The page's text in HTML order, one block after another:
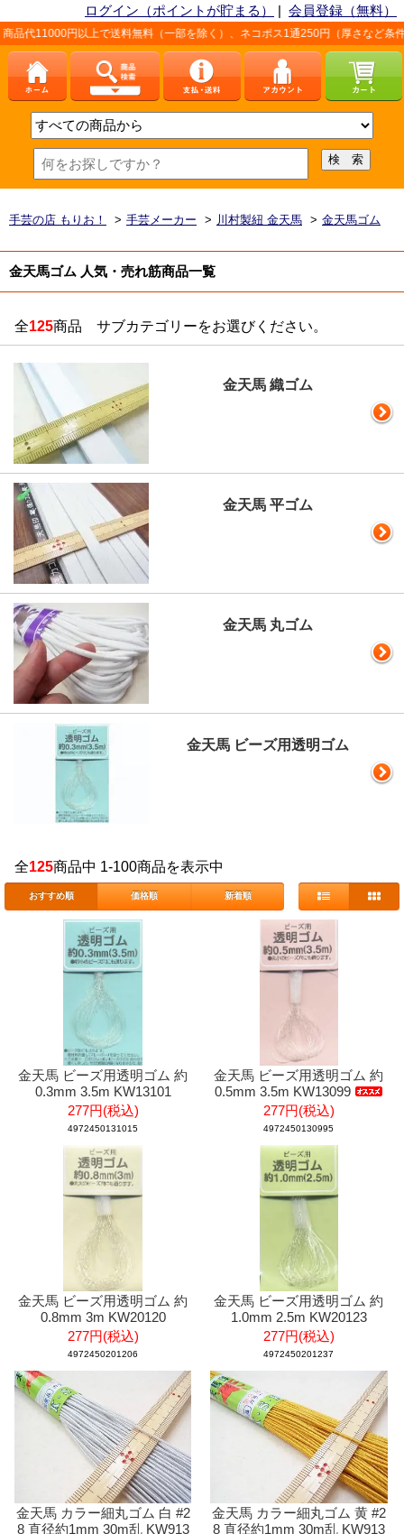
ログイン（ポイントが貯まる） | 会員登録（無料）
無料（一部を除く）、ネコポス1通250円（厚さなど条件あり）。詳しくは、こ
手芸の店 もりお！ > 手芸メーカー > 川村製紐 金天馬 > 金天馬ゴム
金天馬ゴム 人気・売れ筋商品一覧
全125商品 サブカテゴリーをお選びください。
金天馬 織ゴム
金天馬 平ゴム
金天馬 丸ゴム
金天馬 ビーズ用透明ゴム
全125商品中 1-100商品を表示中
おすすめ順 価格順 新着順
金天馬 ビーズ用透明ゴム 約
0.3mm 3.5m KW13101
277円(税込)
4972450131015
金天馬 ビーズ用透明ゴム 約
0.5mm 3.5m KW13099
277円(税込)
4972450130995
金天馬 ビーズ用透明ゴム 約
0.8mm 3m KW20120
277円(税込)
4972450201206
金天馬 ビーズ用透明ゴム 約
1.0mm 2.5m KW20123
277円(税込)
4972450201237
金天馬 カラー細丸ゴム 白 #2
8 直径約1mm 30m乱 KW913
金天馬 カラー細丸ゴム 黄 #2
8 直径約1mm 30m乱 KW913